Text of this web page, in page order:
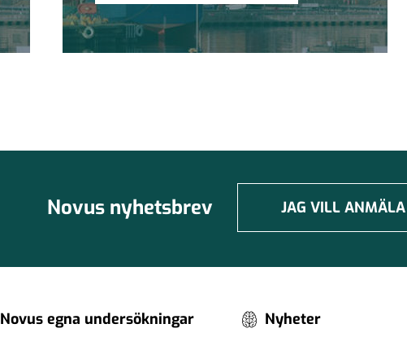
Novus nyhetsbrev JAG VILL
Novus egna undersökningar Nyheter